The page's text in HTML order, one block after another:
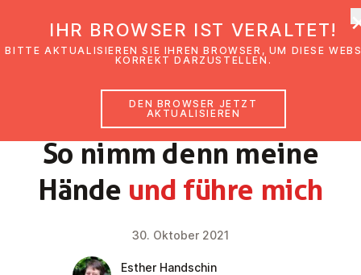
So nimm denn meine
Hände und führe mich
GLAUBENSIMPULS
30. Oktober 2021
Esther Handschin
IHR BROWSER IST VERALTET!
BITTE AKTUALISIEREN SIE IHREN BROWSER, UM DIESE
KORREKT DARZUSTELLEN.
DEN BROWSER JETZT
AKTUALISIEREN